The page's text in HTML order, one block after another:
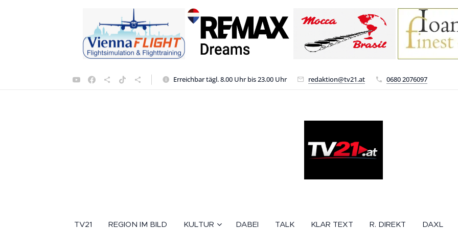
Erreichbar tägl. 8.00 Uhr bis 23.00 Uhr redaktion@tv21.at 0680 2076097
TV21 REGION IM BILD KULTUR DABEI TALK KLAR TEXT R. DIREKT DAXL